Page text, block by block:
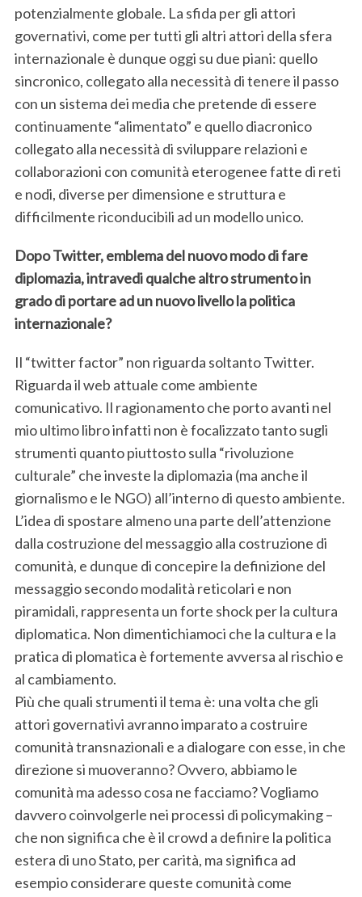
potenzialmente globale. La sfida per gli attori
governativi, come per tutti gli altri attori della sfera
internazionale è dunque oggi su due piani: quello
sincronico, collegato alla necessità di tenere il passo
con un sistema dei media che pretende di essere
continuamente “alimentato” e quello diacronico
collegato alla necessità di sviluppare relazioni e
collaborazioni con comunità eterogenee fatte di reti
e nodi, diverse per dimensione e struttura e
difficilmente riconducibili ad un modello unico.
Dopo Twitter, emblema del nuovo modo di fare
diplomazia, intravedi qualche altro strumento in
grado di portare ad un nuovo livello la politica
internazionale?
Il “twitter factor” non riguarda soltanto Twitter.
Riguarda il web attuale come ambiente
comunicativo. Il ragionamento che porto avanti nel
mio ultimo libro infatti non è focalizzato tanto sugli
strumenti quanto piuttosto sulla “rivoluzione
culturale” che investe la diplomazia (ma anche il
giornalismo e le NGO) all’interno di questo ambiente.
L’idea di spostare almeno una parte dell’attenzione
dalla costruzione del messaggio alla costruzione di
comunità, e dunque di concepire la definizione del
messaggio secondo modalità reticolari e non
piramidali, rappresenta un forte shock per la cultura
diplomatica. Non dimentichiamoci che la cultura e la
pratica di plomatica è fortemente avversa al rischio e
al cambiamento.
Più che quali strumenti il tema è: una volta che gli
attori governativi avranno imparato a costruire
comunità transnazionali e a dialogare con esse, in che
direzione si muoveranno? Ovvero, abbiamo le
comunità ma adesso cosa ne facciamo? Vogliamo
davvero coinvolgerle nei processi di policymaking –
che non significa che è il crowd a definire la politica
estera di uno Stato, per carità, ma significa ad
esempio considerare queste comunità come
S
e
a
r
h
f
o
r